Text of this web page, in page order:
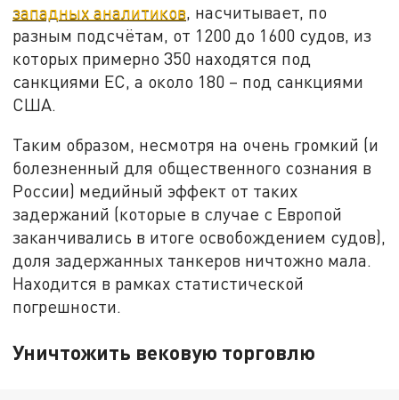
западных аналитиков , насчитывает, по
разным подсчётам, от 1200 до 1600 судов, из
которых примерно 350 находятся под
санкциями ЕС, а около 180 – под санкциями
США.
Таким образом, несмотря на очень громкий (и
болезненный для общественного сознания в
России) медийный эффект от таких
задержаний (которые в случае с Европой
заканчивались в итоге освобождением судов),
доля задержанных танкеров ничтожно мала.
Находится в рамках статистической
погрешности.
Уничтожить вековую торговлю